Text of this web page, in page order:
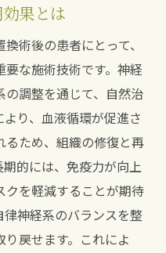
果とは
術後の患者にとって、
な施術技術です。神経
調整を通じて、自然治
り、血液循環が促進さ
るため、組織の修復と再
的には、免疫力が向上
クを軽減することが期待
神経系のバランスを整
戻せます。これによ